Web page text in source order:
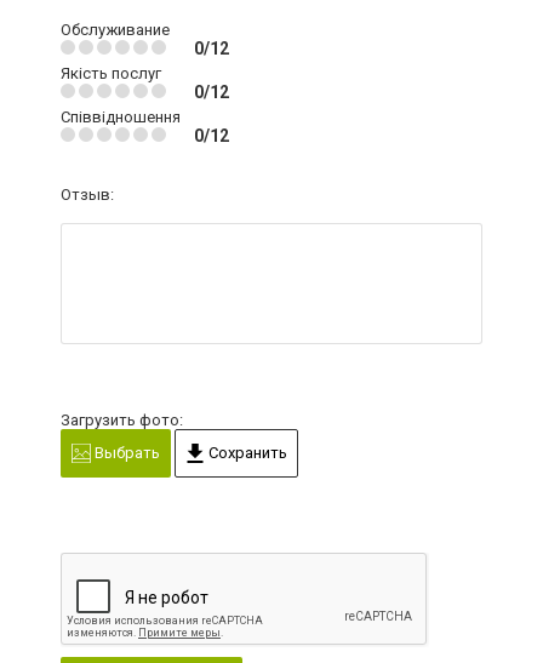
Обслуживание
0/12
Якість послуг
0/12
Співвідношення
0/12
Отзыв:
Загрузить фото:
Выбрать
Сохранить